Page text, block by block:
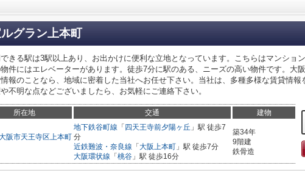
グラン上本町
きる駅は3駅以上あり、お出かけに便利な立地となっています。こちらはマンショ
件にはエレベーターがあります。徒歩7分に駅のある、ニーズの高い物件です。大
報のことなら、地域に密着した当社へお任せ下さい。当社は、多種多様な賃貸情報
不明な点などございましたら、お気軽にご連絡下さい。
所在地 交通 建物
阪市天王寺区上本町
地下鉄谷町線 「 四天王寺前夕陽ヶ丘 」駅 徒歩7
分
近鉄難波・奈良線 「 大阪上本町 」駅 徒歩7分
大阪環状線 「 桃谷 」駅 徒歩16分
築34年
9階建
鉄骨造